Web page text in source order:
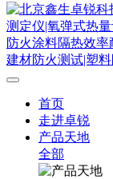
首页
走进卓锐
产品天地
全部